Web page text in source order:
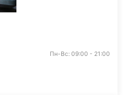
Пн-Вс: 09:00 - 21:00